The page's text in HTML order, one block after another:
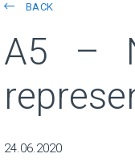
BACK
Α5 –
24.06.2020